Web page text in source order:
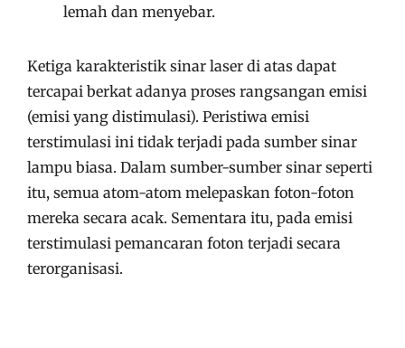
lemah dan menyebar.
Ketiga karakteristik sinar laser di atas dapat
tercapai berkat adanya proses rangsangan emisi
(emisi yang distimulasi). Peristiwa emisi
terstimulasi ini tidak terjadi pada sumber sinar
lampu biasa. Dalam sumber-sumber sinar seperti
itu, semua atom-atom melepaskan foton-foton
mereka secara acak. Sementara itu, pada emisi
terstimulasi pemancaran foton terjadi secara
terorganisasi.